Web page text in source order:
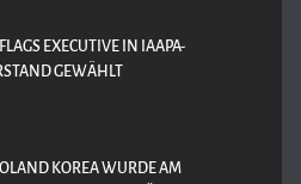
EXECUTIVE IN IAAPA-
GEWÄHLT
KOREA WURDE AM